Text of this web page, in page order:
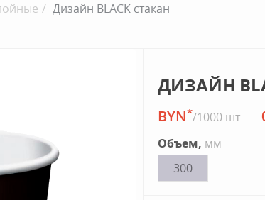
Дизайн BLACK стакан
ДИЗАЙН
BYN*/1000 шт
Объем, мм
300